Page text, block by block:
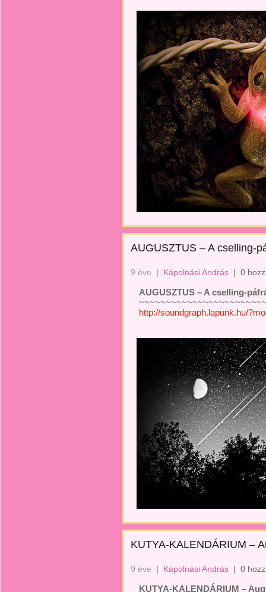
AUGUSZTUS – A cselling-
9 éve | Kápolnási András | 0
AUGUSZTUS – A cselling-
http://soundgraph.lapunk.hu/
KUTYA-KALENDÁRIUM –
9 éve | Kápolnási András | 0
KUTYA-KALENDÁRIUM –